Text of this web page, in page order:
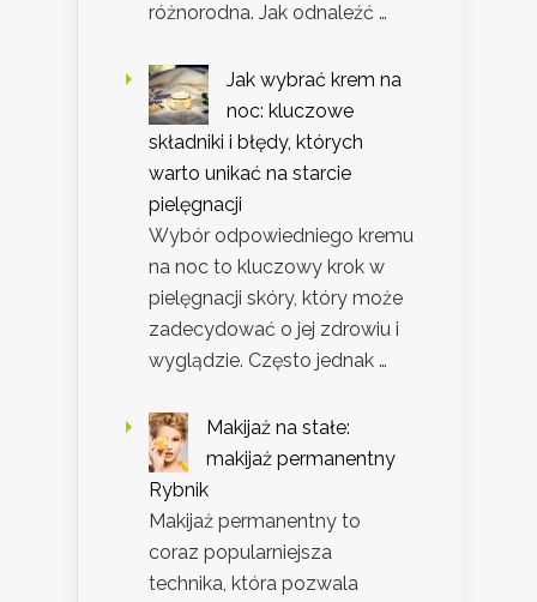
różnorodna. Jak odnaleźć …
Jak wybrać krem na
noc: kluczowe
składniki i błędy, których
warto unikać na starcie
pielęgnacji
Wybór odpowiedniego kremu
na noc to kluczowy krok w
pielęgnacji skóry, który może
zadecydować o jej zdrowiu i
wyglądzie. Często jednak …
Makijaż na stałe:
makijaż permanentny
Rybnik
Makijaż permanentny to
coraz popularniejsza
technika, która pozwala